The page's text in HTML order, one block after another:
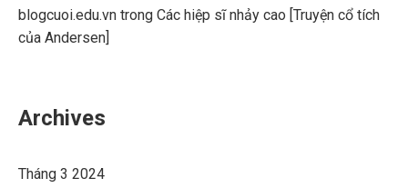
blogcuoi.edu.vn trong Các hiệp sĩ nhảy cao [Truyện cổ tích
của Andersen]
Archives
Tháng 3 2024